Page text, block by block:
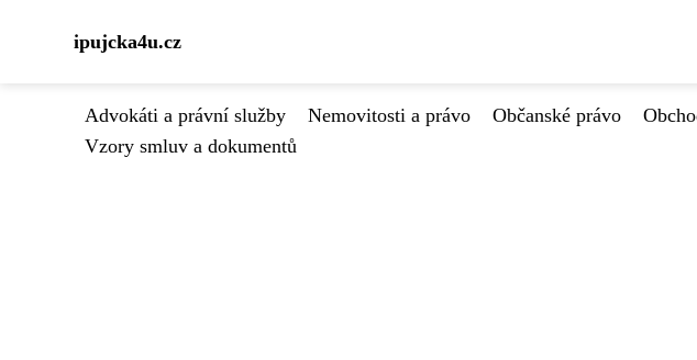
ipujcka4u.cz
Advokáti a právní služby Nemovitosti a právo Občanské právo
Vzory smluv a dokumentů